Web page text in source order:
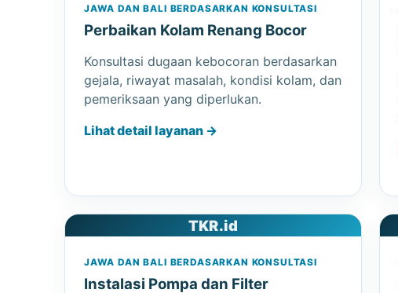
JAWA DAN BALI BERDASARKAN KONSULTASI
Perbaikan Kolam Renang Bocor
Konsultasi dugaan kebocoran berdasarkan
gejala, riwayat masalah, kondisi kolam, dan
pemeriksaan yang diperlukan.
Lihat detail layanan →
TKR.id
JAWA DAN BALI BERDASARKAN KONSULTASI
Instalasi Pompa dan Filter